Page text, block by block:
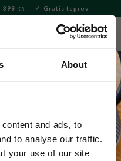
About
and ads, to
to analyse our traffic.
your use of our site
399 KR Gratis teprov
Brun Dörr